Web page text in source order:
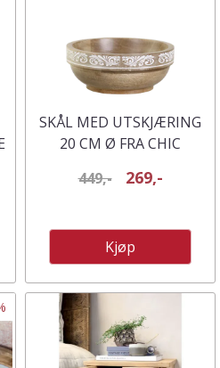
SKÅL MED UTSKJÆRING
20 CM Ø FRA CHIC
449,- 269,-
Kjøp